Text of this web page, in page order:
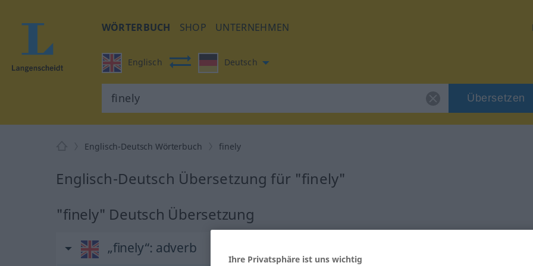
WÖRTERBUCH SHOP UNTERNEHMEN
Englisch Deutsch
Übersetzen
Englisch-Deutsch Wörterbuch finely
Englisch-Deutsch Übersetzung für "finely"
"finely" Deutsch Übersetzung
„finely“: adverb
Ihre Privatsphäre ist uns wichtig